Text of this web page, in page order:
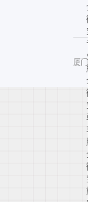
厦